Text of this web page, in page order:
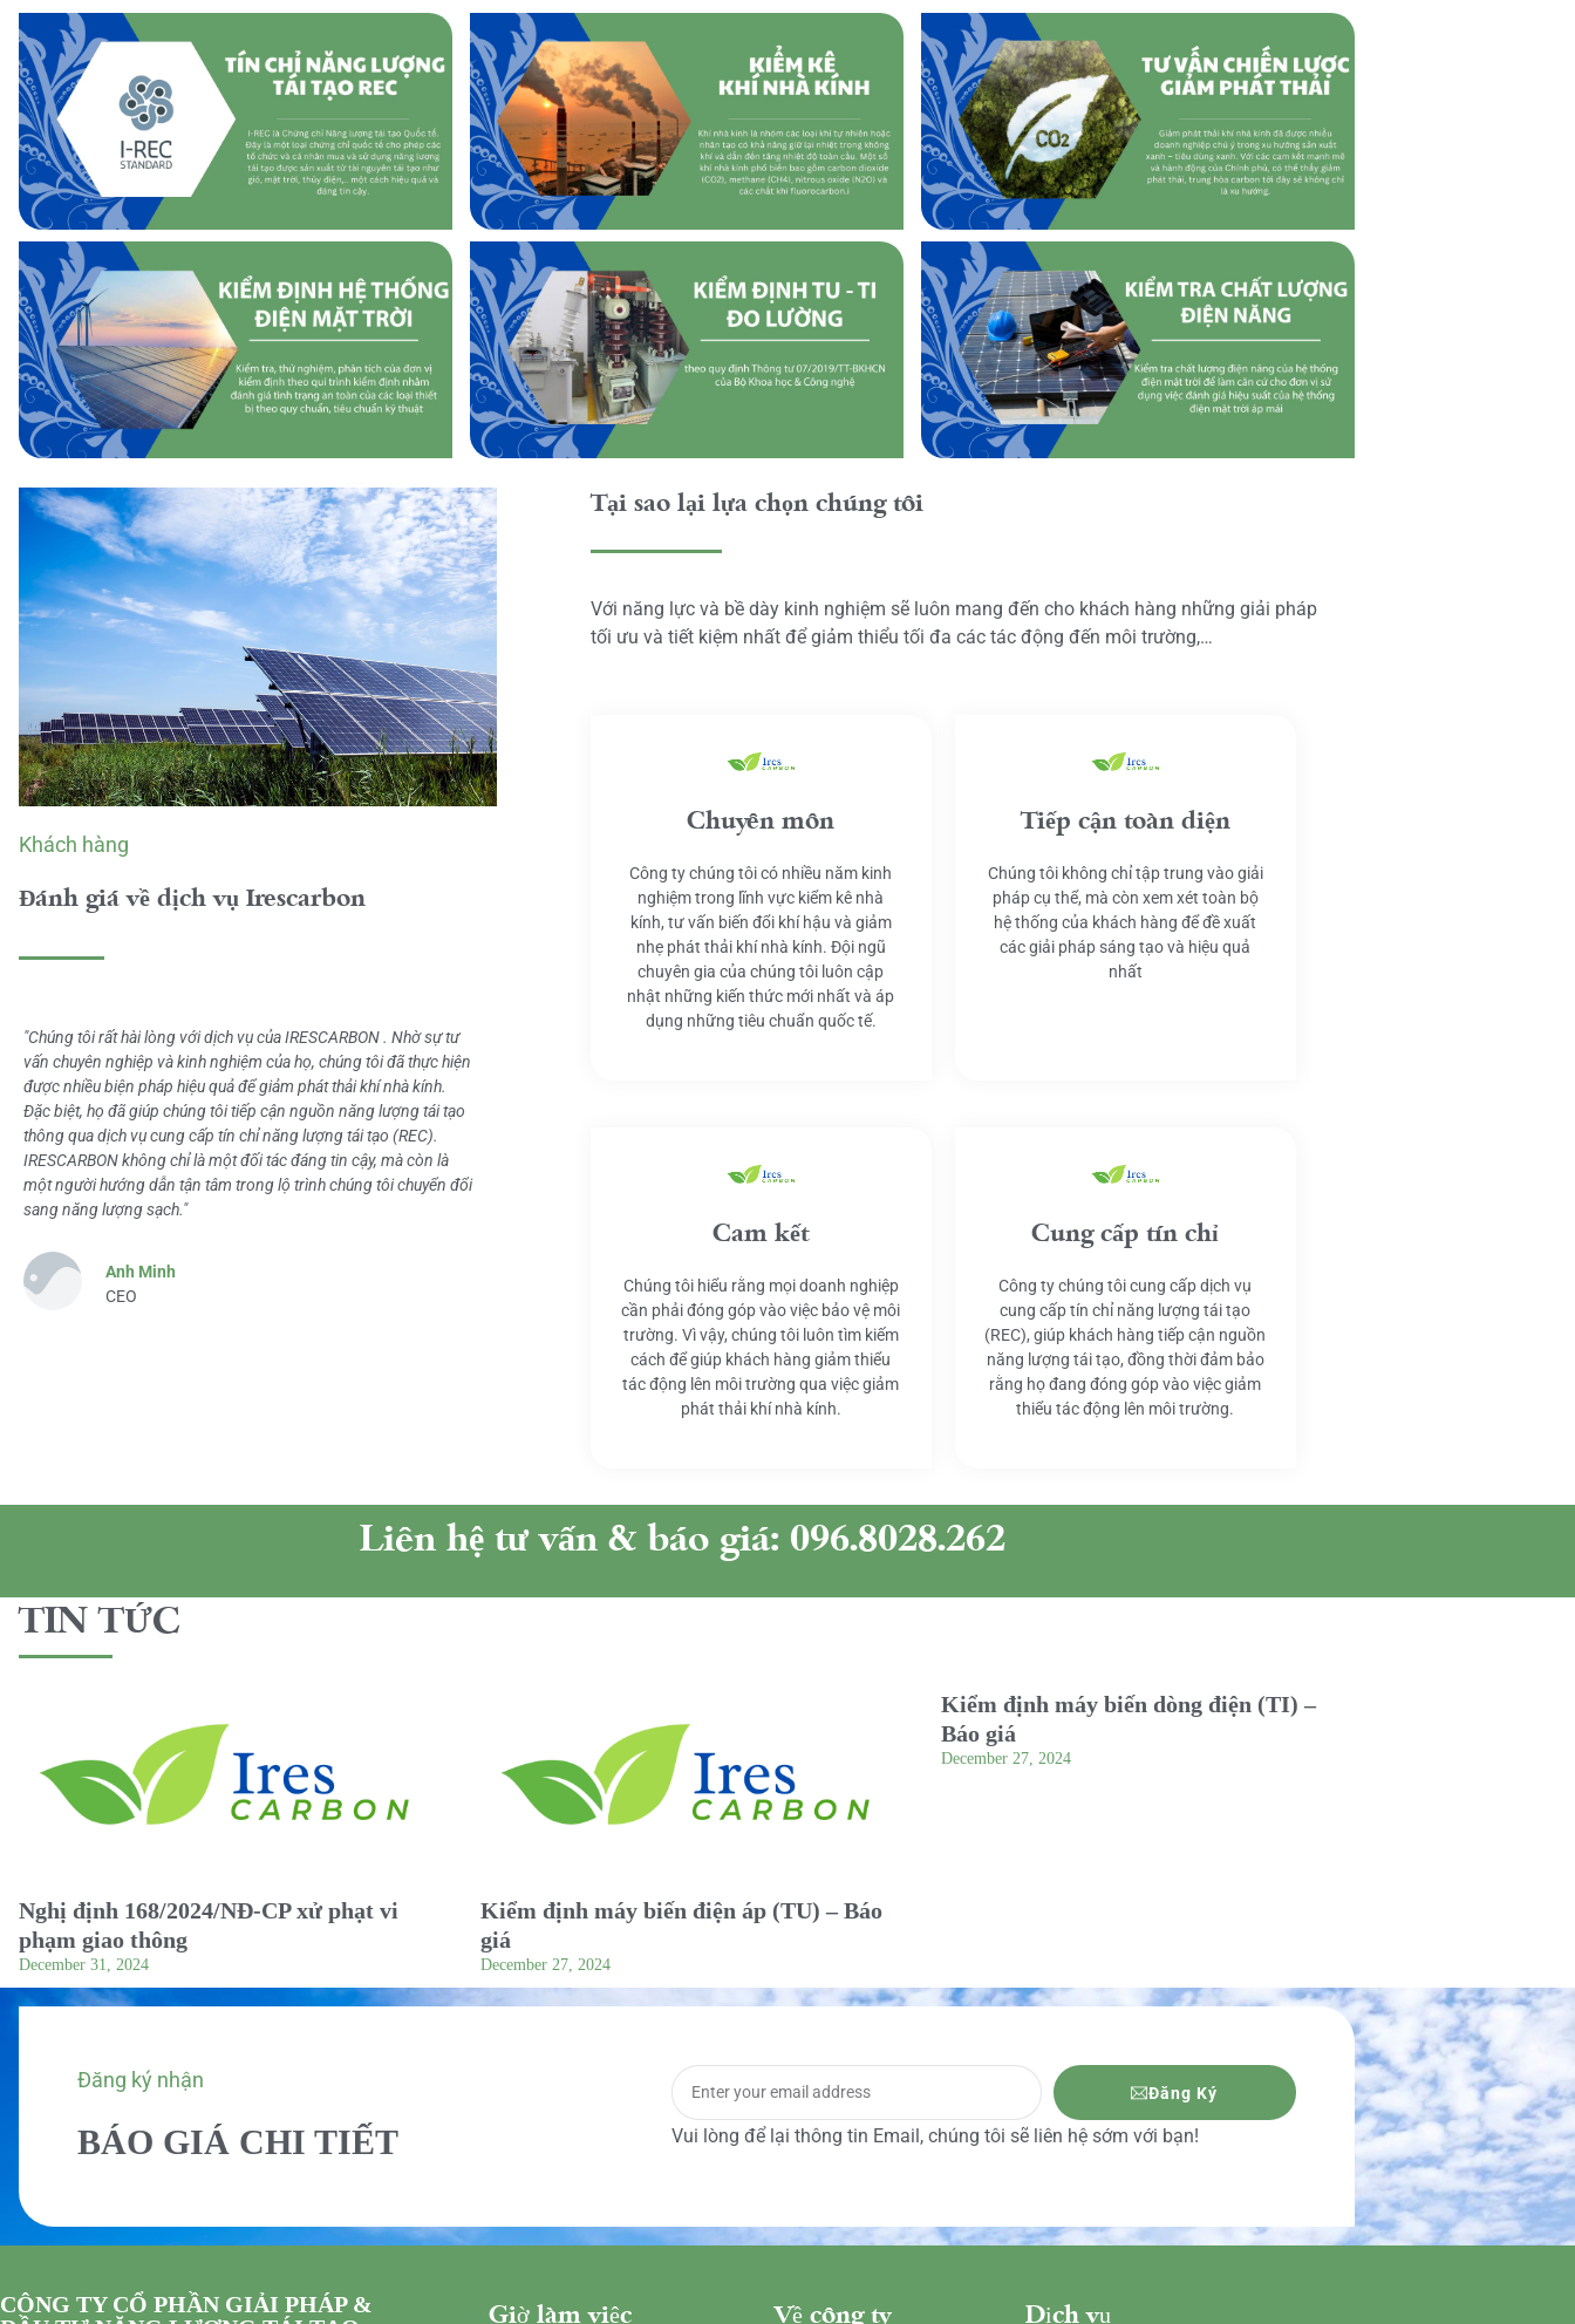
Khách hàng
Đánh giá về dịch vụ Irescarbon
"Chúng tôi rất hài lòng với dịch vụ của IRESCARBON . Nhờ sự tư
vấn chuyên nghiệp và kinh nghiệm của họ, chúng tôi đã thực hiện
được nhiều biện pháp hiệu quả để giảm phát thải khí nhà kính.
Đặc biệt, họ đã giúp chúng tôi tiếp cận nguồn năng lượng tái tạo
thông qua dịch vụ cung cấp tín chỉ năng lượng tái tạo (REC).
IRESCARBON không chỉ là một đối tác đáng tin cậy, mà còn là
một người hướng dẫn tận tâm trong lộ trình chúng tôi chuyển đổi
sang năng lượng sạch."
Anh Minh
CEO
Tại sao lại lựa chọn chúng tôi
Với năng lực và bề dày kinh nghiệm sẽ luôn mang đến cho khách hàng những giải pháp
tối ưu và tiết kiệm nhất để giảm thiểu tối đa các tác động đến môi trường,…
Chuyên môn
Công ty chúng tôi có nhiều năm kinh
nghiệm trong lĩnh vực kiểm kê nhà
kính, tư vấn biến đổi khí hậu và giảm
nhẹ phát thải khí nhà kính. Đội ngũ
chuyên gia của chúng tôi luôn cập
nhật những kiến thức mới nhất và áp
dụng những tiêu chuẩn quốc tế.
Tiếp cận toàn diện
Chúng tôi không chỉ tập trung vào giải
pháp cụ thể, mà còn xem xét toàn bộ
hệ thống của khách hàng để đề xuất
các giải pháp sáng tạo và hiệu quả
nhất
Cam kết
Chúng tôi hiểu rằng mọi doanh nghiệp
cần phải đóng góp vào việc bảo vệ môi
trường. Vì vậy, chúng tôi luôn tìm kiếm
cách để giúp khách hàng giảm thiểu
tác động lên môi trường qua việc giảm
phát thải khí nhà kính.
Cung cấp tín chỉ
Công ty chúng tôi cung cấp dịch vụ
cung cấp tín chỉ năng lượng tái tạo
(REC), giúp khách hàng tiếp cận nguồn
năng lượng tái tạo, đồng thời đảm bảo
rằng họ đang đóng góp vào việc giảm
thiểu tác động lên môi trường.
Liên hệ tư vấn & báo giá: 096.8028.262
TIN TỨC
Nghị định 168/2024/NĐ-CP xử phạt vi
phạm giao thông
December 31, 2024
Kiểm định máy biến điện áp (TU) – Báo
giá
December 27, 2024
Kiểm định máy biến dòng điện (TI) –
Báo giá
December 27, 2024
Đăng ký nhận
BÁO GIÁ CHI TIẾT
Đăng Ký
Vui lòng để lại thông tin Email, chúng tôi sẽ liên hệ sớm với bạn!
CÔNG TY CỔ PHẦN GIẢI PHÁP &
Giờ làm việc Về công ty Dịch vụ